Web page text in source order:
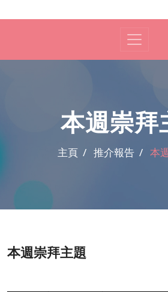
本週崇拜
主頁 / 推介報告 / 本
本週崇拜主題